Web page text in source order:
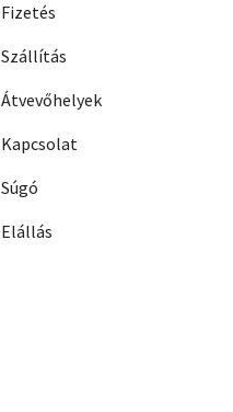
Fizetés
Szállítás
Átvevőhelyek
Kapcsolat
Súgó
Elállás